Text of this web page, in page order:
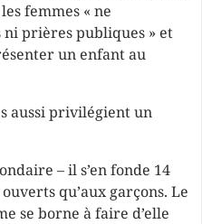
femmes « ne
prières publiques » et
un enfant au
aussi privilégient un
– il s’en fonde 14
qu’aux garçons. Le
se borne à faire d’elle